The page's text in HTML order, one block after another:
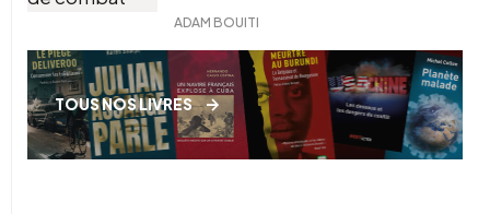
ADAM BOUITI
TOUS NOS LIVRES